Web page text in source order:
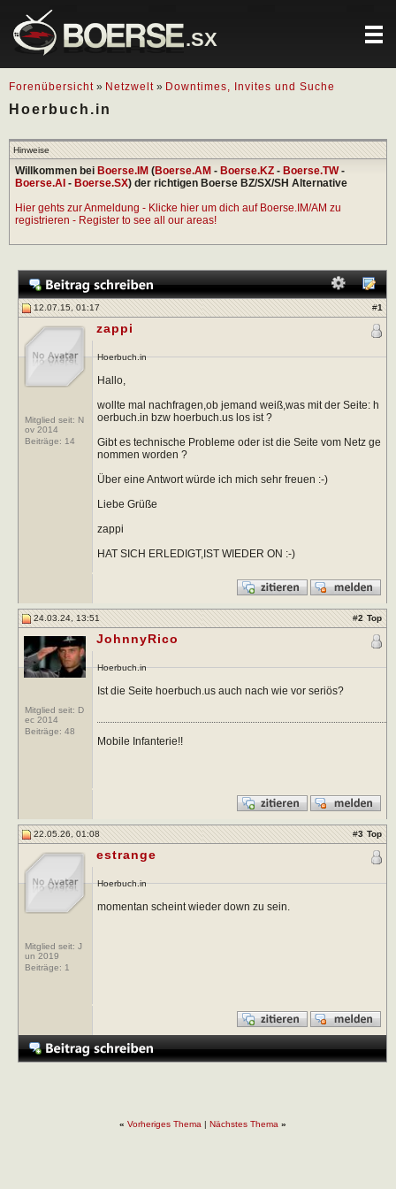
.SX
Forenübersicht » Netzwelt » Downtimes, Invites und Suche
Hoerbuch.in
Hinweise
Willkommen bei Boerse.IM (Boerse.AM - Boerse.KZ - Boerse.TW-
Boerse.AI - Boerse.SX) der richtigen Boerse BZ/SX/SH Alternative
Hier gehts zur Anmeldung - Klicke hier um dich auf Boerse.IM/AM zu
registrieren - Register to see all our areas!
12.07.15, 01:17 #1
Mitglied seit: N
ov 2014
Beiträge: 14
zappi
Hoerbuch.in
Hallo,
wollte mal nachfragen,ob jemand weiß,was mit der Seite: h
oerbuch.in bzw hoerbuch.us los ist ?
Gibt es technische Probleme oder ist die Seite vom Netz ge
nommen worden ?
Über eine Antwort würde ich mich sehr freuen :-)
Liebe Grüße
zappi
HAT SICH ERLEDIGT,IST WIEDER ON :-)
24.03.24, 13:51 #2 Top
Mitglied seit: D
ec 2014
Beiträge: 48
JohnnyRico
Hoerbuch.in
Ist die Seite hoerbuch.us auch nach wie vor seriös?
Mobile Infanterie!!
22.05.26, 01:08 #3 Top
Mitglied seit: J
un 2019
Beiträge: 1
estrange
Hoerbuch.in
momentan scheint wieder down zu sein.
« Vorheriges Thema | Nächstes Thema »